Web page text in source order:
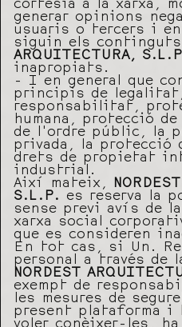
cortesia a la xarxa,
generar opinions
usuaris o tercers i en
siguin els continguts
ARQUITECTURA,
inapropiats.
– I en general que
principis de legalitat,
responsabilitat,
humana, protecció
de l’ordre públic, la
privada, la protecció
drets de propietat
industrial.
Així mateix,
S.L.P.
es reserva la
sense previ avís de
xarxa social
que es consideren
En tot cas, si Un.
personal a través de
NORDEST
exempt de
les mesures de
present plataforma i